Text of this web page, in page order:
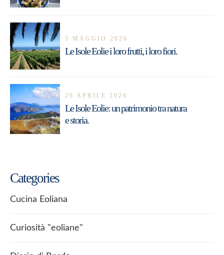
5 MAGGIO 2026
Le Isole Eolie i loro frutti, i loro fiori.
26 APRILE 2026
Le Isole Eolie: un patrimonio tra natura
e storia.
Categories
Cucina Eoliana
Curiosità "eoliane"